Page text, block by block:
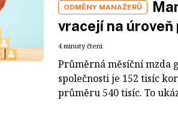
ODMĚNY MANAŽERŮ
vracejí na
4 minuty čtení
Průměrná měsíční mzda
společnosti je 152 tisíc
průměru 540 tisíc. To